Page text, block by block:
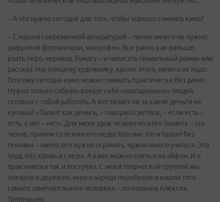
– А что нужно сегодня для того, чтобы хорошо снимать кино?
– С нашей современной аппаратурой – почти ничего не нужно:
цифровой фотоаппарат, микрофон. Все равно как раньше:
взять перо, чернила, бумагу – и написать гениальный роман или
рассказ. Настоящему художнику, кроме этого, ничего не надо.
Поэтому сегодня кино можно снимать практически без денег.
Нужно только собрать вокруг себя «ошпаренных» людей,
готовых с тобой работать. А вот талант ни за какие деньги не
купишь! «Талант как деньги, – говорил Светлов, – если есть –
есть, а нет – нет». Для меня урок человеческого таланта – это
Чехов, причем со всеми его недостатками. Но и талант без
техники – ничто: его нужно огранить, нужно много учиться. Это
труд, пот, кровь и слезы. А кино можно снять и на айфон. И я
практически так и поступил. С моей творческой группой мы
поехали в деревню, много народа перебрали и нашли того
самого замечательного человека – почтальона Алексея
Тряпицына.